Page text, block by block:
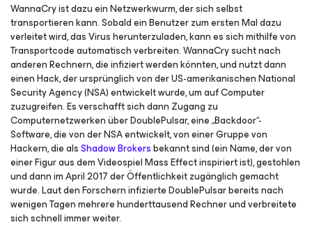
WannaCry ist dazu ein Netzwerkwurm, der sich selbst
transportieren kann. Sobald ein Benutzer zum ersten Mal dazu
verleitet wird, das Virus herunterzuladen, kann es sich mithilfe von
Transportcode automatisch verbreiten. WannaCry sucht nach
anderen Rechnern, die infiziert werden könnten, und nutzt dann
einen Hack, der ursprünglich von der US-amerikanischen National
Security Agency (NSA) entwickelt wurde, um auf Computer
zuzugreifen. Es verschafft sich dann Zugang zu
Computernetzwerken über DoublePulsar, eine „Backdoor“-
Software, die von der NSA entwickelt, von einer Gruppe von
Hackern, die alsShadow Brokersbekannt sind (ein Name, der von
einer Figur aus dem Videospiel Mass Effect inspiriert ist), gestohlen
und dann im April 2017 der Öffentlichkeit zugänglich gemacht
wurde. Laut den Forschern infizierte DoublePulsar bereits nach
wenigen Tagen mehrere hunderttausend Rechner und verbreitete
sich schnell immer weiter.